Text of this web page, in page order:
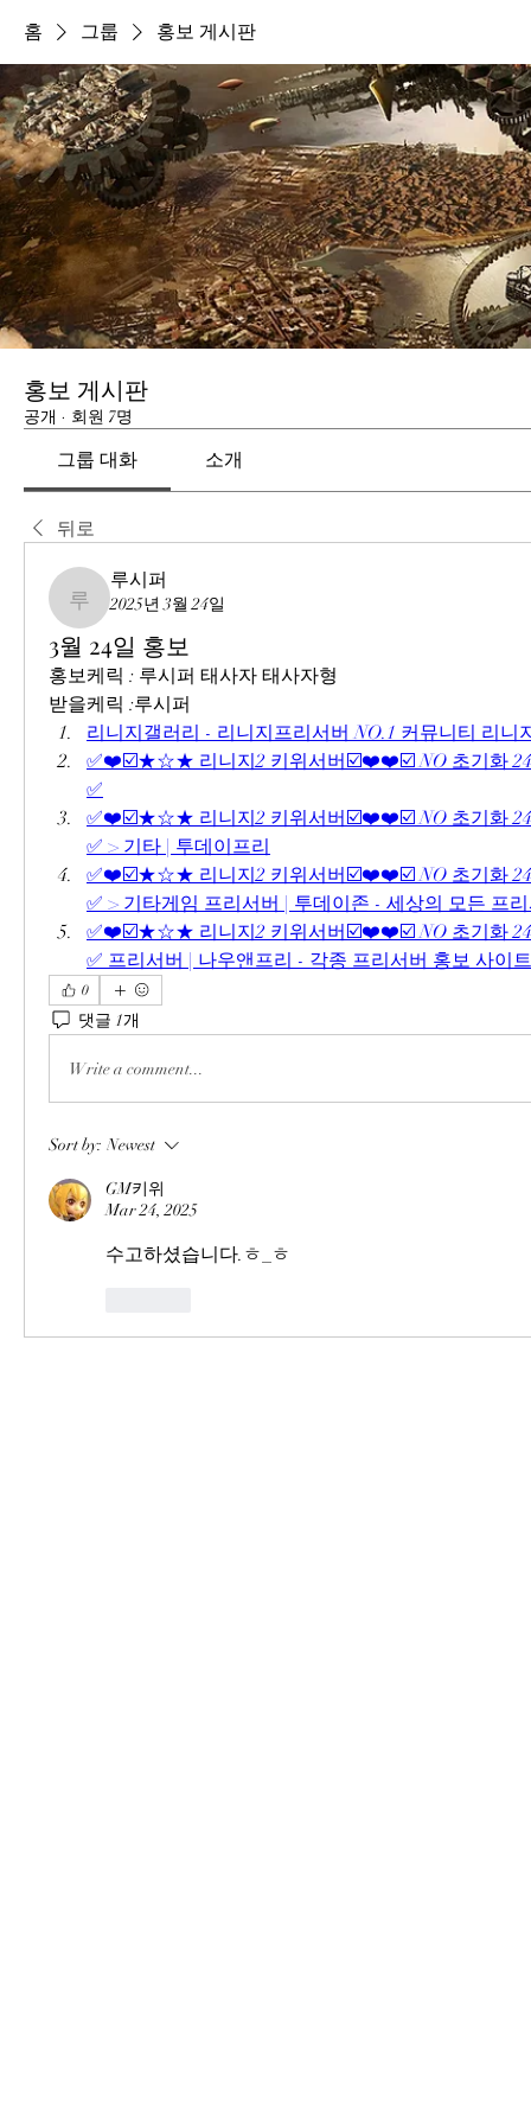
홈 그룹 홍보 게시판
홍보 게시판
공개 · 회원 7명
그룹 대화 소개
뒤로
루시퍼
루시퍼
2025년 3월 24일
3월 24일 홍보
홍보케릭 : 루시퍼 태사자 태사자형
받을케릭 :루시퍼
리니지갤러리 - 리니지프리서버 NO.1 커뮤니티 리니
✅❤️☑️★☆★ 리니지2 키위서버☑️❤️❤️☑️ NO 초기화
✅
✅❤️☑️★☆★ 리니지2 키위서버☑️❤️❤️☑️ NO 초기화
✅ > 기타 | 투데이프리
✅❤️☑️★☆★ 리니지2 키위서버☑️❤️❤️☑️ NO 초기화
✅ > 기타게임 프리서버 | 투데이존 - 세상의 모든 프
✅❤️☑️★☆★ 리니지2 키위서버☑️❤️❤️☑️ NO 초기화
✅ 프리서버 | 나우앤프리 - 각종 프리서버 홍보 사이트
0
댓글 1개
Write a comment...
Sort by: Newest
GM키위
Mar 24, 2025
수고하셨습니다.ㅎ_ㅎ